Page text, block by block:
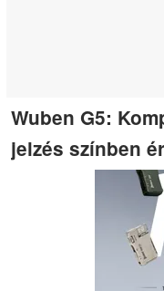
Wuben G5:
jelzés színben